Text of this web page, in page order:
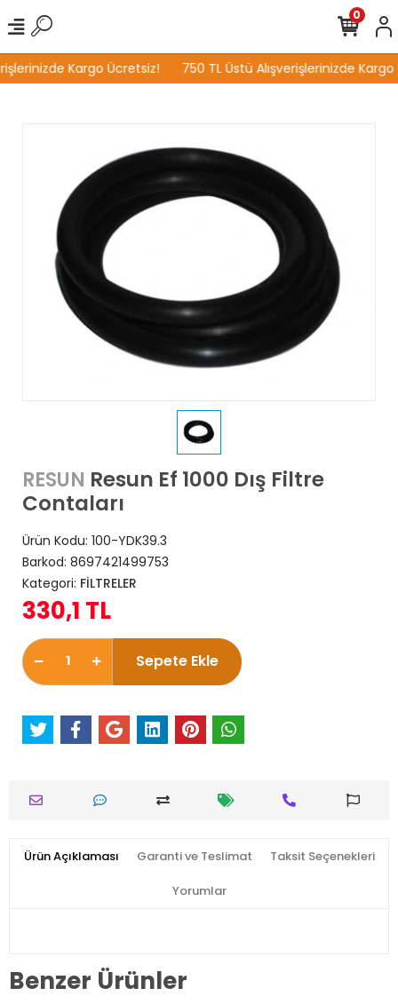
Kargo Ücretsiz! 750 TL Üstü Alışverişlerinizde Kargo
0
RESUN Resun Ef 1000 Dış Filtre
Contaları
Ürün Kodu: 100-YDK39.3
Barkod: 8697421499753
Kategori: FİLTRELER
330,1 TL
Sepete Ekle
Ürün Açıklaması Garanti ve Teslimat Taksit Seçenekleri
Yorumlar
Benzer Ürünler